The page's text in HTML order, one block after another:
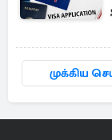
முக்கிய